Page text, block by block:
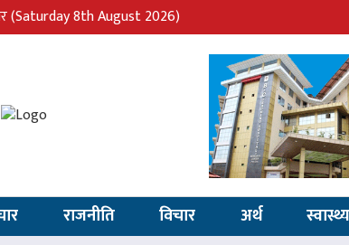
(Saturday 8th August 2026)
राजनीति विचार अर्थ स्वास्थ्य